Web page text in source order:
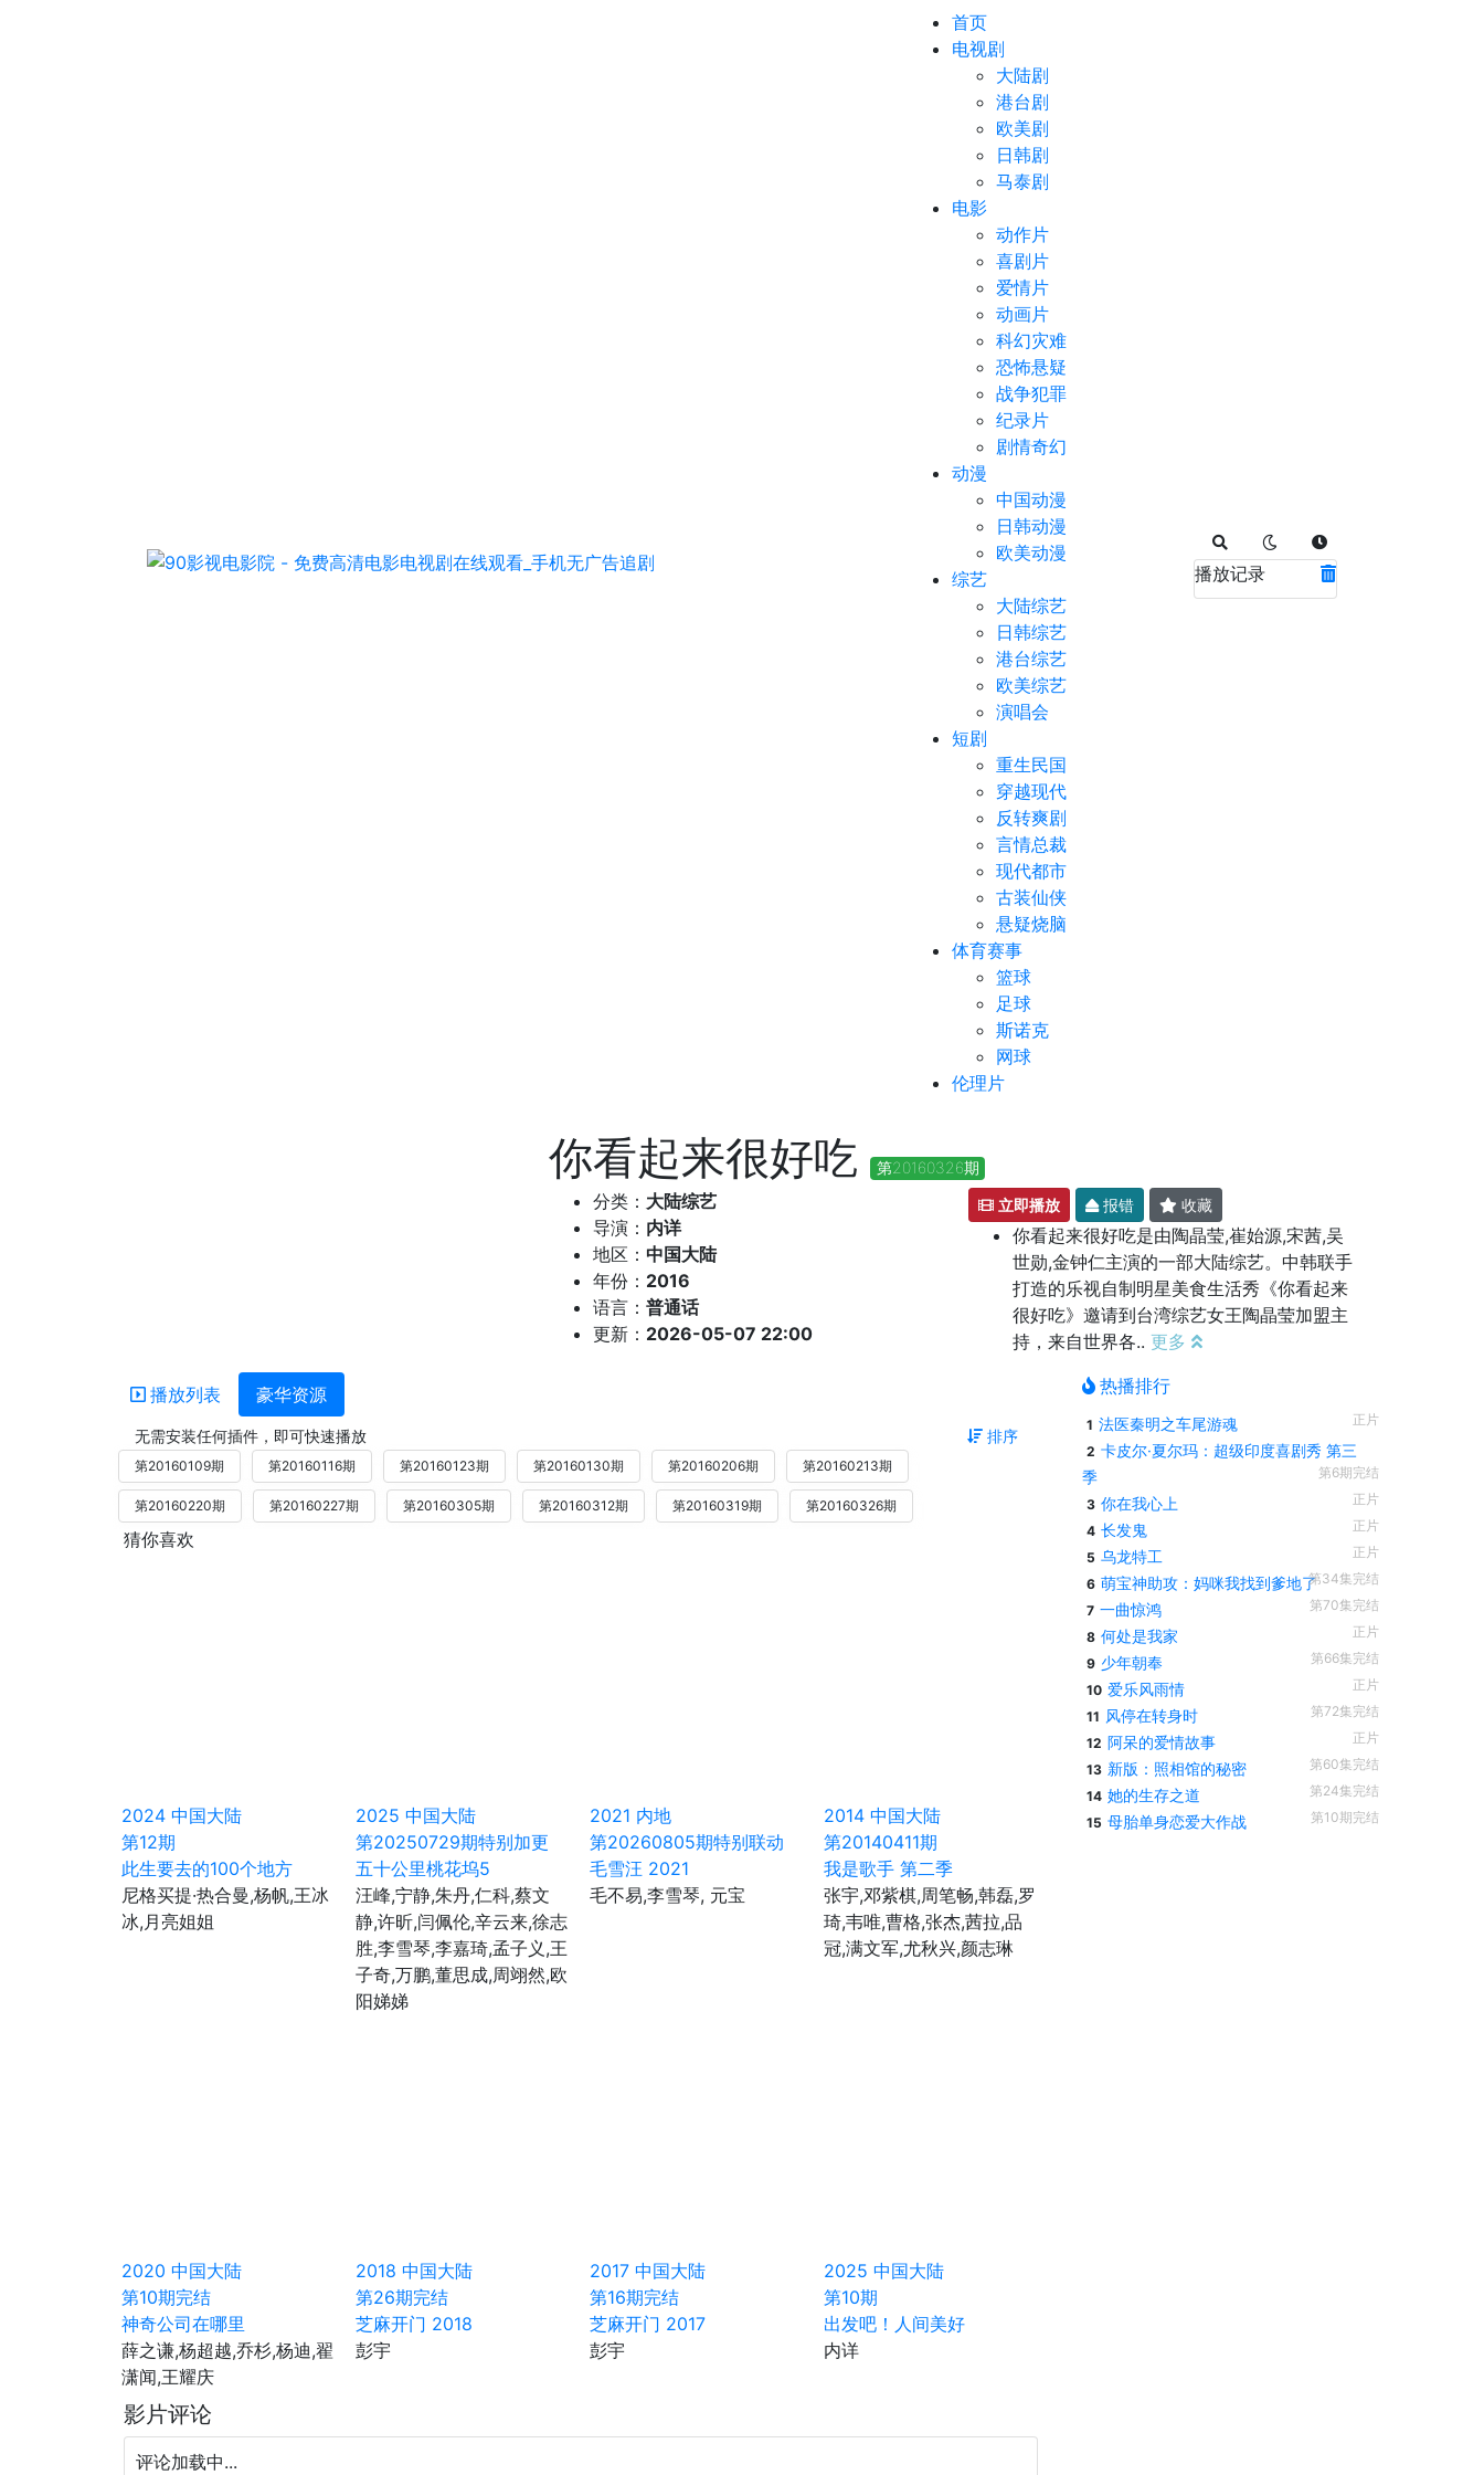
首页
电视剧
大陆剧
港台剧
欧美剧
日韩剧
马泰剧
电影
动作片
喜剧片
爱情片
动画片
科幻灾难
恐怖悬疑
战争犯罪
纪录片
剧情奇幻
动漫
中国动漫
日韩动漫
欧美动漫
综艺
大陆综艺
日韩综艺
港台综艺
欧美综艺
演唱会
短剧
重生民国
穿越现代
反转爽剧
言情总裁
现代都市
古装仙侠
悬疑烧脑
体育赛事
篮球
足球
斯诺克
网球
伦理片
播放记录
你看起来很好吃 第20160326期
分类： 大陆综艺
导演： 内详
地区： 中国大陆
年份： 2016
语言： 普通话
更新： 2026-05-07 22:00
立即播放 报错 收藏
你看起来很好吃是由陶晶莹,崔始源,宋茜,吴
世勋,金钟仁主演的一部大陆综艺。中韩联手
打造的乐视自制明星美食生活秀《你看起来
很好吃》邀请到台湾综艺女王陶晶莹加盟主
持，来自世界各.. 更多
播放列表 豪华资源
无需安装任何插件，即可快速播放 排序
第20160109期 第20160116期 第20160123期 第20160130期 第20160206期 第20160213期
第20160220期 第20160227期 第20160305期 第20160312期 第20160319期 第20160326期
猜你喜欢
2024 中国大陆
第12期
此生要去的100个地方
尼格买提·热合曼,杨帆,王冰
冰,月亮姐姐
2025 中国大陆
第20250729期特别加更
五十公里桃花坞5
汪峰,宁静,朱丹,仁科,蔡文
静,许昕,闫佩伦,辛云来,徐志
胜,李雪琴,李嘉琦,孟子义,王
子奇,万鹏,董思成,周翊然,欧
阳娣娣
2021 内地
第20260805期特别联动
毛雪汪 2021
毛不易,李雪琴, 元宝
2014 中国大陆
第20140411期
我是歌手 第二季
张宇,邓紫棋,周笔畅,韩磊,罗
琦,韦唯,曹格,张杰,茜拉,品
冠,满文军,尤秋兴,颜志琳
2020 中国大陆
第10期完结
神奇公司在哪里
薛之谦,杨超越,乔杉,杨迪,翟
潇闻,王耀庆
2018 中国大陆
第26期完结
芝麻开门 2018
彭宇
2017 中国大陆
第16期完结
芝麻开门 2017
彭宇
2025 中国大陆
第10期
出发吧！人间美好
内详
影片评论
评论加载中...
热播排行
1 法医秦明之车尾游魂
正片
2 卡皮尔·夏尔玛：超级印度喜剧秀 第三
季
第6期完结
3 你在我心上
正片
4 长发鬼
正片
5 乌龙特工
正片
6 萌宝神助攻：妈咪我找到爹地了第34集完结
7 一曲惊鸿
第70集完结
8 何处是我家
正片
9 少年朝奉
第66集完结
10 爱乐风雨情
正片
11 风停在转身时
第72集完结
12 阿呆的爱情故事
正片
13 新版：照相馆的秘密
第60集完结
14 她的生存之道
第24集完结
15 母胎单身恋爱大作战 第10期完结